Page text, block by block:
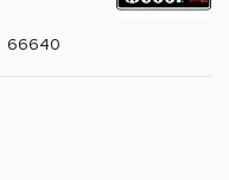
66640